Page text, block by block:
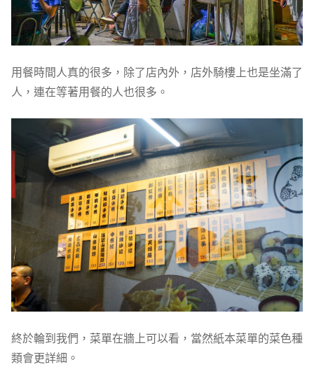
用餐時間人真的很多，除了店內外，店外騎樓上也是坐滿了
人，連在等著用餐的人也很多。
終於輪到我們，菜單在牆上可以看，當然紙本菜單的菜色種
類會更詳細。